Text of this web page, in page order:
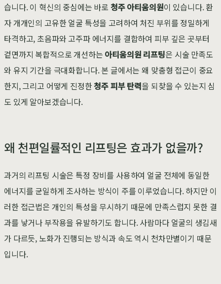
습니다. 이 혁신의 중심에는 바로 청주 아티움의원이 있습니다. 환
자 개개인의 고유한 얼굴 특성을 고려하여 처진 부위를 정밀하게
타격하고, 초음파와 고주파 에너지를 결합하여 피부 깊은 곳부터
겉면까지 복합적으로 개선하는 아티움의원 리프팅은 시술 만족도
와 유지 기간을 극대화합니다. 본 글에서는 왜 맞춤형 접근이 중요
한지, 그리고 어떻게 진정한청주 피부 탄력을 되찾을 수 있는지 심
도 있게 알아보겠습니다.
왜 천편일률적인 리프팅은 효과가 없을까?
과거의 리프팅 시술은 특정 장비를 사용하여 얼굴 전체에 동일한
에너지를 균일하게 조사하는 방식이 주를 이루었습니다. 하지만 이
러한 접근법은 개인의 특성을 무시하기 때문에 만족스럽지 못한 결
과를 낳거나 부작용을 유발하기도 합니다. 사람마다 얼굴의 생김새
가 다르듯, 노화가 진행되는 방식과 속도 역시 천차만별이기 때문
입니다.